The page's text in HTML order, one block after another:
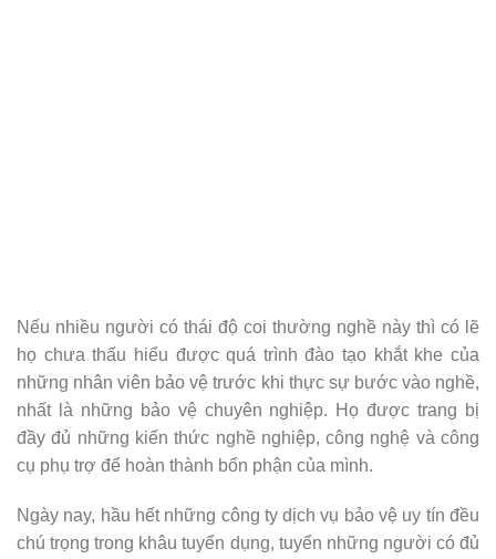
Nếu nhiều người có thái độ coi thường nghề này thì có lẽ
họ chưa thấu hiểu được quá trình đào tạo khắt khe của
những nhân viên bảo vệ trước khi thực sự bước vào nghề,
nhất là những bảo vệ chuyên nghiệp. Họ được trang bị
đầy đủ những kiến thức nghề nghiệp, công nghệ và công
cụ phụ trợ để hoàn thành bổn phận của mình.
Ngày nay, hầu hết những công ty dịch vụ bảo vệ uy tín đều
chú trọng trong khâu tuyển dụng, tuyển những người có đủ